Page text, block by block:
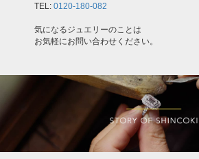
TEL: 0120-180-082
気になるジュエリーのことは
お気軽にお問い合わせください。